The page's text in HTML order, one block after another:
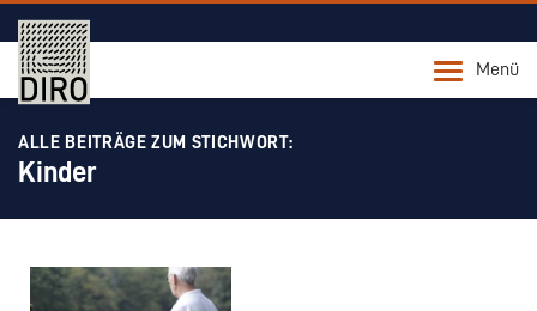
Menü
ALLE BEITRÄGE ZUM STICHWORT:
Kinder